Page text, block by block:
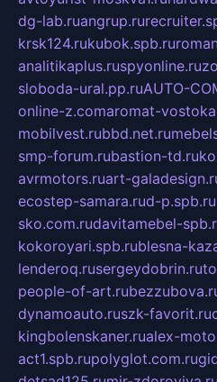
dg-lab.ruangrup.ru
krsk124.rukubok.spb.ru
analitikaplus.ruspyonline.ru
sloboda-ural.pp.ruAUTO-
online-z.comaromat-
mobilvest.rubbd.net.ru
smp-forum.rubastion-td.ru
avrmotors.ruart-
ecostep-samara.rud-p.spb.ru
sko.com.rudavitamebel-
kokoroyari.spb.rublesna-
lenderoq.rusergeydobrin.ru
people-of-art.ru
dynamoauto.ruszk-favorit.ru
kingbolenskaner.rualex-
act1.spb.rupolyglot.com.ru